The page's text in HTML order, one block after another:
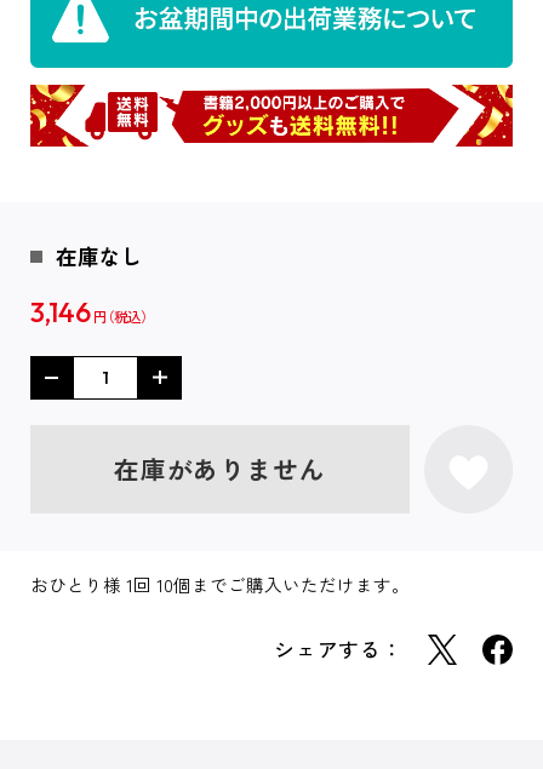
在庫なし
3,146 円
在庫がありません
おひとり様 1回 10個までご購入いただけます。
シェアする：